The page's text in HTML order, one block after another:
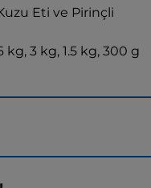
Eti ve Pirinçli
kg, 3 kg, 1.5 kg, 300 g